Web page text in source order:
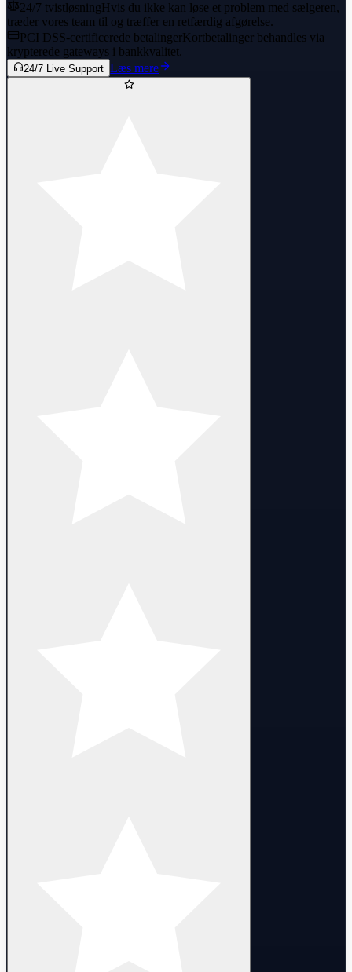
24/7 tvistløsningHvis du ikke kan løse et problem med sælgeren,
træder vores team til og træffer en retfærdig afgørelse.
PCI DSS-certificerede betalingerKortbetalinger behandles via
krypterede gateways i bankkvalitet.
24/7 Live Support Læs mere